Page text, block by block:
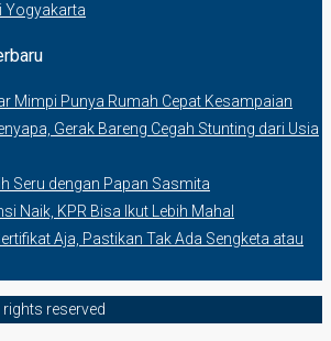
Yogyakarta
Mimpi Punya Rumah Cepat Kesampaian
Gerak Bareng Cegah Stunting dari Usia
Seru dengan Papan Sasmita
Naik, KPR Bisa Ikut Lebih Mahal
Aja, Pastikan Tak Ada Sengketa atau
reserved